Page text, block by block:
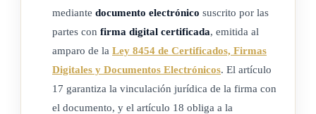
ARTÍCULO 4
Autenticidad de la firma original
Toda firma, tanto en el recibo de la factura como en otros
mediante documento electrónico suscrito por las
partes con firma digital certificada, emitida al
amparo de la Ley 8454 de Certificados, Firmas
Digitales y Documentos Electrónicos. El artículo
17 garantiza la vinculación jurídica de la firma con
el documento, y el artículo 18 obliga a la